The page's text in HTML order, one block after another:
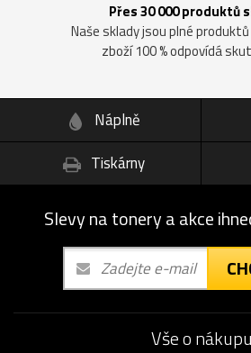
Přes 30 000 produktů
Naše sklady jsou plné
zboží 100 % odpovídá
Náplně
Tiskárny
Slevy na tonery a akce
Vše o nákupu